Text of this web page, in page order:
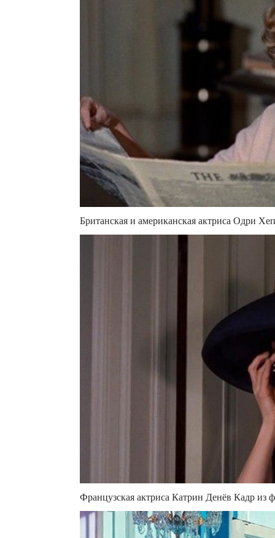
Британская и американская актриса Одри
Французская актриса Катрин Денёв Кадр из